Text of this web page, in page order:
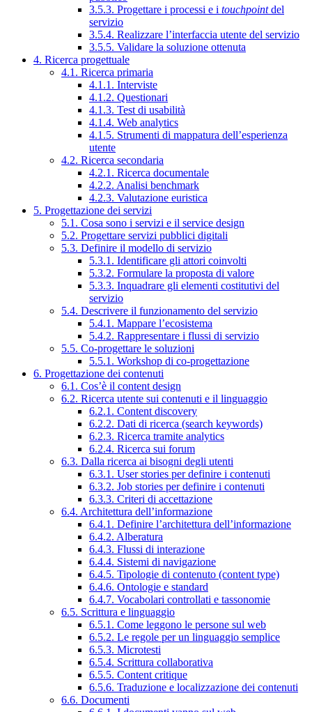
3.5.3. Progettare i processi e i touchpointdel
servizio
3.5.4. Realizzare l’interfaccia utente del servizio
3.5.5. Validare la soluzione ottenuta
4. Ricerca progettuale
4.1. Ricerca primaria
4.1.1. Interviste
4.1.2. Questionari
4.1.3. Test di usabilità
4.1.4. Web analytics
4.1.5. Strumenti di mappatura dell’esperienza
utente
4.2. Ricerca secondaria
4.2.1. Ricerca documentale
4.2.2. Analisi benchmark
4.2.3. Valutazione euristica
5. Progettazione dei servizi
5.1. Cosa sono i servizi e il service design
5.2. Progettare servizi pubblici digitali
5.3. Definire il modello di servizio
5.3.1. Identificare gli attori coinvolti
5.3.2. Formulare la proposta di valore
5.3.3. Inquadrare gli elementi costitutivi del
servizio
5.4. Descrivere il funzionamento del servizio
5.4.1. Mappare l’ecosistema
5.4.2. Rappresentare i flussi di servizio
5.5. Co-progettare le soluzioni
5.5.1. Workshop di co-progettazione
6. Progettazione dei contenuti
6.1. Cos’è il content design
6.2. Ricerca utente sui contenuti e il linguaggio
6.2.1. Content discovery
6.2.2. Dati di ricerca (search keywords)
6.2.3. Ricerca tramite analytics
6.2.4. Ricerca sui forum
6.3. Dalla ricerca ai bisogni degli utenti
6.3.1. User stories per definire i contenuti
6.3.2. Job stories per definire i contenuti
6.3.3. Criteri di accettazione
6.4. Architettura dell’informazione
6.4.1. Definire l’architettura dell’informazione
6.4.2. Alberatura
6.4.3. Flussi di interazione
6.4.4. Sistemi di navigazione
6.4.5. Tipologie di contenuto (content type)
6.4.6. Ontologie e standard
6.4.7. Vocabolari controllati e tassonomie
6.5. Scrittura e linguaggio
6.5.1. Come leggono le persone sul web
6.5.2. Le regole per un linguaggio semplice
6.5.3. Microtesti
6.5.4. Scrittura collaborativa
6.5.5. Content critique
6.5.6. Traduzione e localizzazione dei contenuti
6.6. Documenti